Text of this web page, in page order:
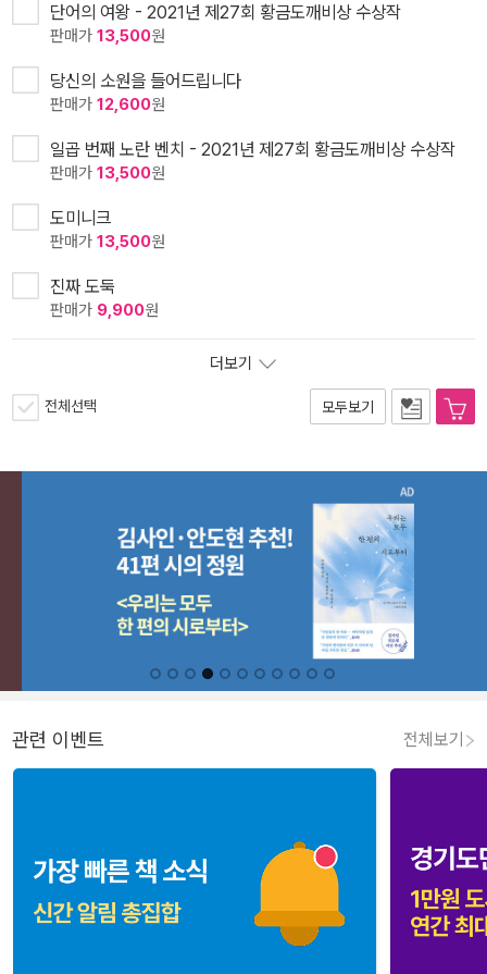
단어의 여왕 - 2021년 제27회 황금도깨비상 수상작
판매가 13,500원
당신의 소원을 들어드립니다
판매가 12,600원
일곱 번째 노란 벤치 - 2021년 제27회 황금도깨비상 수상작
판매가 13,500원
도미니크
판매가 13,500원
진짜 도둑
판매가 9,900원
더보기
전체선택 모두보기
관련 이벤트 전체보기